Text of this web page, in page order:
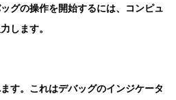
グの操作を開始するには、コンピュ
します。
す。これはデバッグのインジケータ